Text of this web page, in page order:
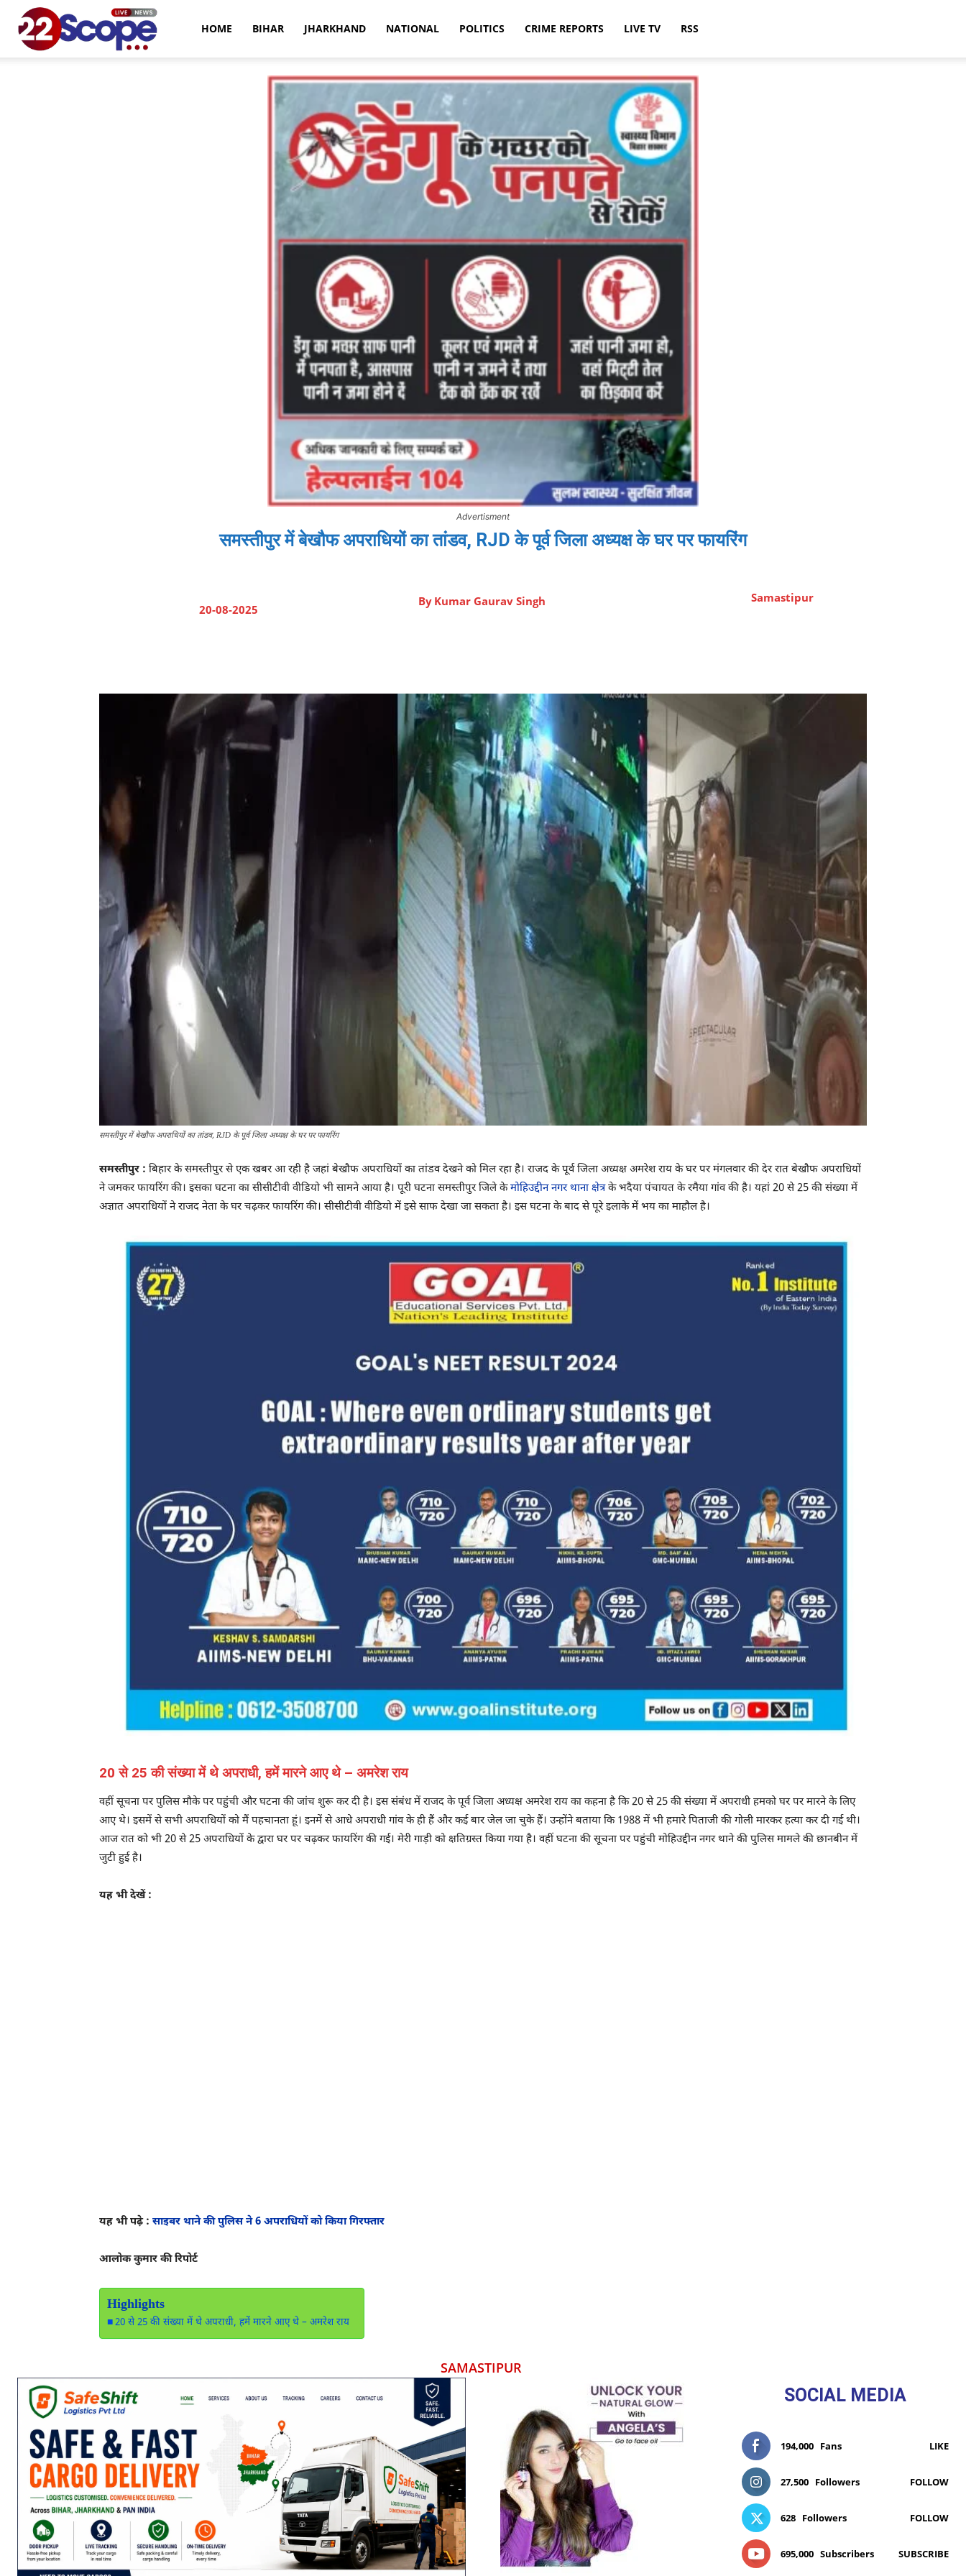
HOME BIHAR JHARKHAND NATIONAL POLITICS CRIME REPORTS LIVE TV RSS
Advertisment
समस्तीपुर में बेखौफ अपराधियों का तांडव, RJD के पूर्व जिला अध्यक्ष के घर पर फायरिंग
20-08-2025
By Kumar Gaurav Singh Samastipur
समस्तीपुर में बेखौफ अपराधियों का तांडव, RJD के पूर्व जिला अध्यक्ष के घर पर फायरिंग
समस्तीपुर : बिहार के समस्तीपुर से एक खबर आ रही है जहां बेखौफ अपराधियों का तांडव देखने को मिल रहा है। राजद के पूर्व जिला अध्यक्ष अमरेश राय के घर पर मंगलवार की देर रात बेखौफ अपराधियों
ने जमकर फायरिंग की। इसका घटना का सीसीटीवी वीडियो भी सामने आया है। पूरी घटना समस्तीपुर जिले केमोहिउद्दीन नगर थाना क्षेत्रके भदैया पंचायत के रमैया गांव की है। यहां 20 से 25 की संख्या में
अज्ञात अपराधियों ने राजद नेता के घर चढ़कर फायरिंग की। सीसीटीवी वीडियो में इसे साफ देखा जा सकता है। इस घटना के बाद से पूरे इलाके में भय का माहौल है।
20 से 25 की संख्या में थे अपराधी, हमें मारने आए थे – अमरेश राय
वहीं सूचना पर पुलिस मौके पर पहुंची और घटना की जांच शुरू कर दी है। इस संबंध में राजद के पूर्व जिला अध्यक्ष अमरेश राय का कहना है कि 20 से 25 की संख्या में अपराधी हमको घर पर मारने के लिए
आए थे। इसमें से सभी अपराधियों को मैं पहचानता हूं। इनमें से आधे अपराधी गांव के ही हैं और कई बार जेल जा चुके हैं। उन्होंने बताया कि 1988 में भी हमारे पिताजी की गोली मारकर हत्या कर दी गई थी।
आज रात को भी 20 से 25 अपराधियों के द्वारा घर पर चढ़कर फायरिंग की गई। मेरी गाड़ी को क्षतिग्रस्त किया गया है। वहीं घटना की सूचना पर पहुंची मोहिउद्दीन नगर थाने की पुलिस मामले की छानबीन में
जुटी हुई है।
यह भी देखें :
यह भी पढ़े : साइबर थाने की पुलिस ने 6 अपराधियों को किया गिरफ्तार
आलोक कुमार की रिपोर्ट
Highlights
20 से 25 की संख्या में थे अपराधी, हमें मारने आए थे – अमरेश राय
SAMASTIPUR
SOCIAL MEDIA
194,000 Fans LIKE
27,500 Followers FOLLOW
628 Followers FOLLOW
695,000 Subscribers SUBSCRIBE